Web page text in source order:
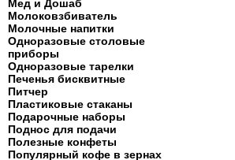
Мед и Дошаб
Молоковзбиватель
Молочные напитки
Одноразовые столовые
приборы
Одноразовые тарелки
Печенья бисквитные
Питчер
Пластиковые стаканы
Подарочные наборы
Поднос для подачи
Полезные конфеты
Популярный кофе в зернах